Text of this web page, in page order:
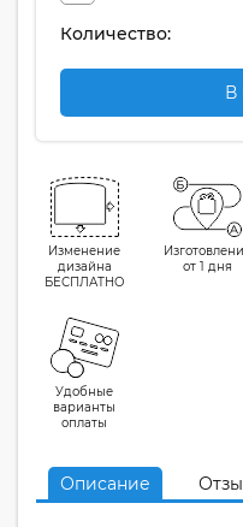
Количество:
В
Изменение
дизайна
БЕСПЛАТНО
от 1 дня
Удобные
варианты
оплаты
Описание